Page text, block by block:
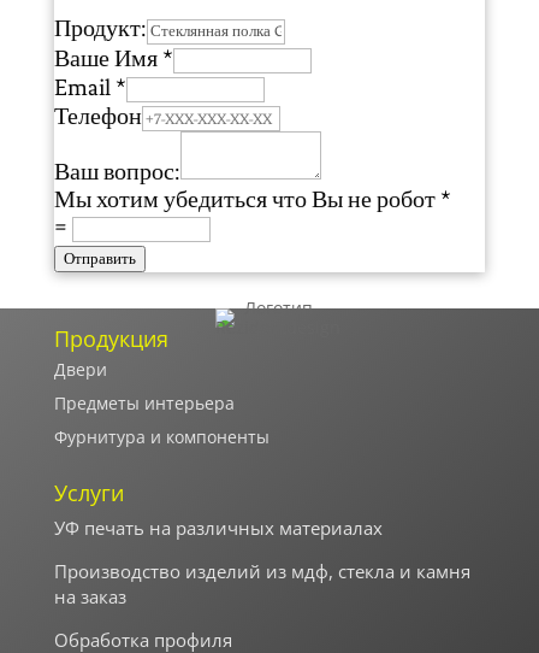
Продукт:
Ваше Имя *
Email *
Телефон
Ваш вопрос:
Мы хотим убедиться что Вы не робот *
=
Отправить
Продукция
Двери
Предметы интерьера
Фурнитура и компоненты
Услуги
УФ печать на различных материалах
Производство изделий из мдф, стекла и камня
на заказ
Обработка профиля